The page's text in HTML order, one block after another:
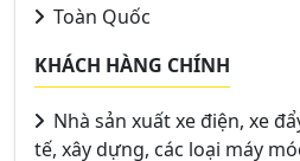
Toàn Quốc
KHÁCH HÀNG CHÍNH
Nhà sản xuất xe điện, xe
tế, xây dựng, các loại máy